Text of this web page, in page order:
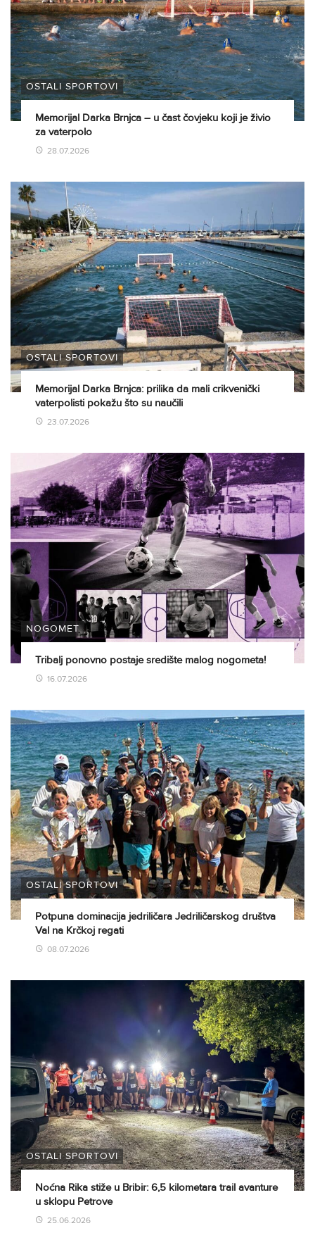
OSTALI SPORTOVI
Memorijal Darka Brnjca – u čast čovjeku koji je živio
za vaterpolo
28.07.2026
OSTALI SPORTOVI
Memorijal Darka Brnjca: prilika da mali crikvenički
vaterpolisti pokažu što su naučili
23.07.2026
NOGOMET
Tribalj ponovno postaje središte malog nogometa!
16.07.2026
OSTALI SPORTOVI
Potpuna dominacija jedriličara Jedriličarskog društva
Val na Krčkoj regati
08.07.2026
OSTALI SPORTOVI
Noćna Rika stiže u Bribir: 6,5 kilometara trail avanture
u sklopu Petrove
25.06.2026